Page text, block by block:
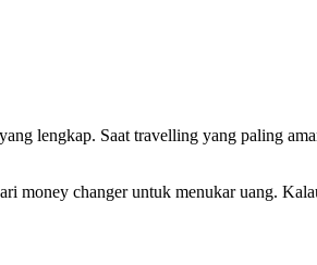
lengkap. Saat travelling yang paling
money changer untuk menukar uang.